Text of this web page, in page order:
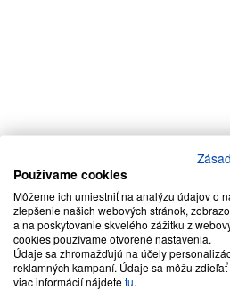
Používame cookies
Môžeme ich umiestniť na analýzu údajov o
zlepšenie našich webových stránok,
a na poskytovanie skvelého zážitku z
cookies používame otvorené nastavenia.
Údaje sa zhromažďujú na účely
reklamných kampaní. Údaje sa môžu
viac informácií nájdetetu.